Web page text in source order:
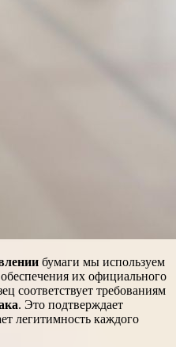
бумаги мы используем
их официального
соответствует требованиям
. Это подтверждает
легитимность каждого